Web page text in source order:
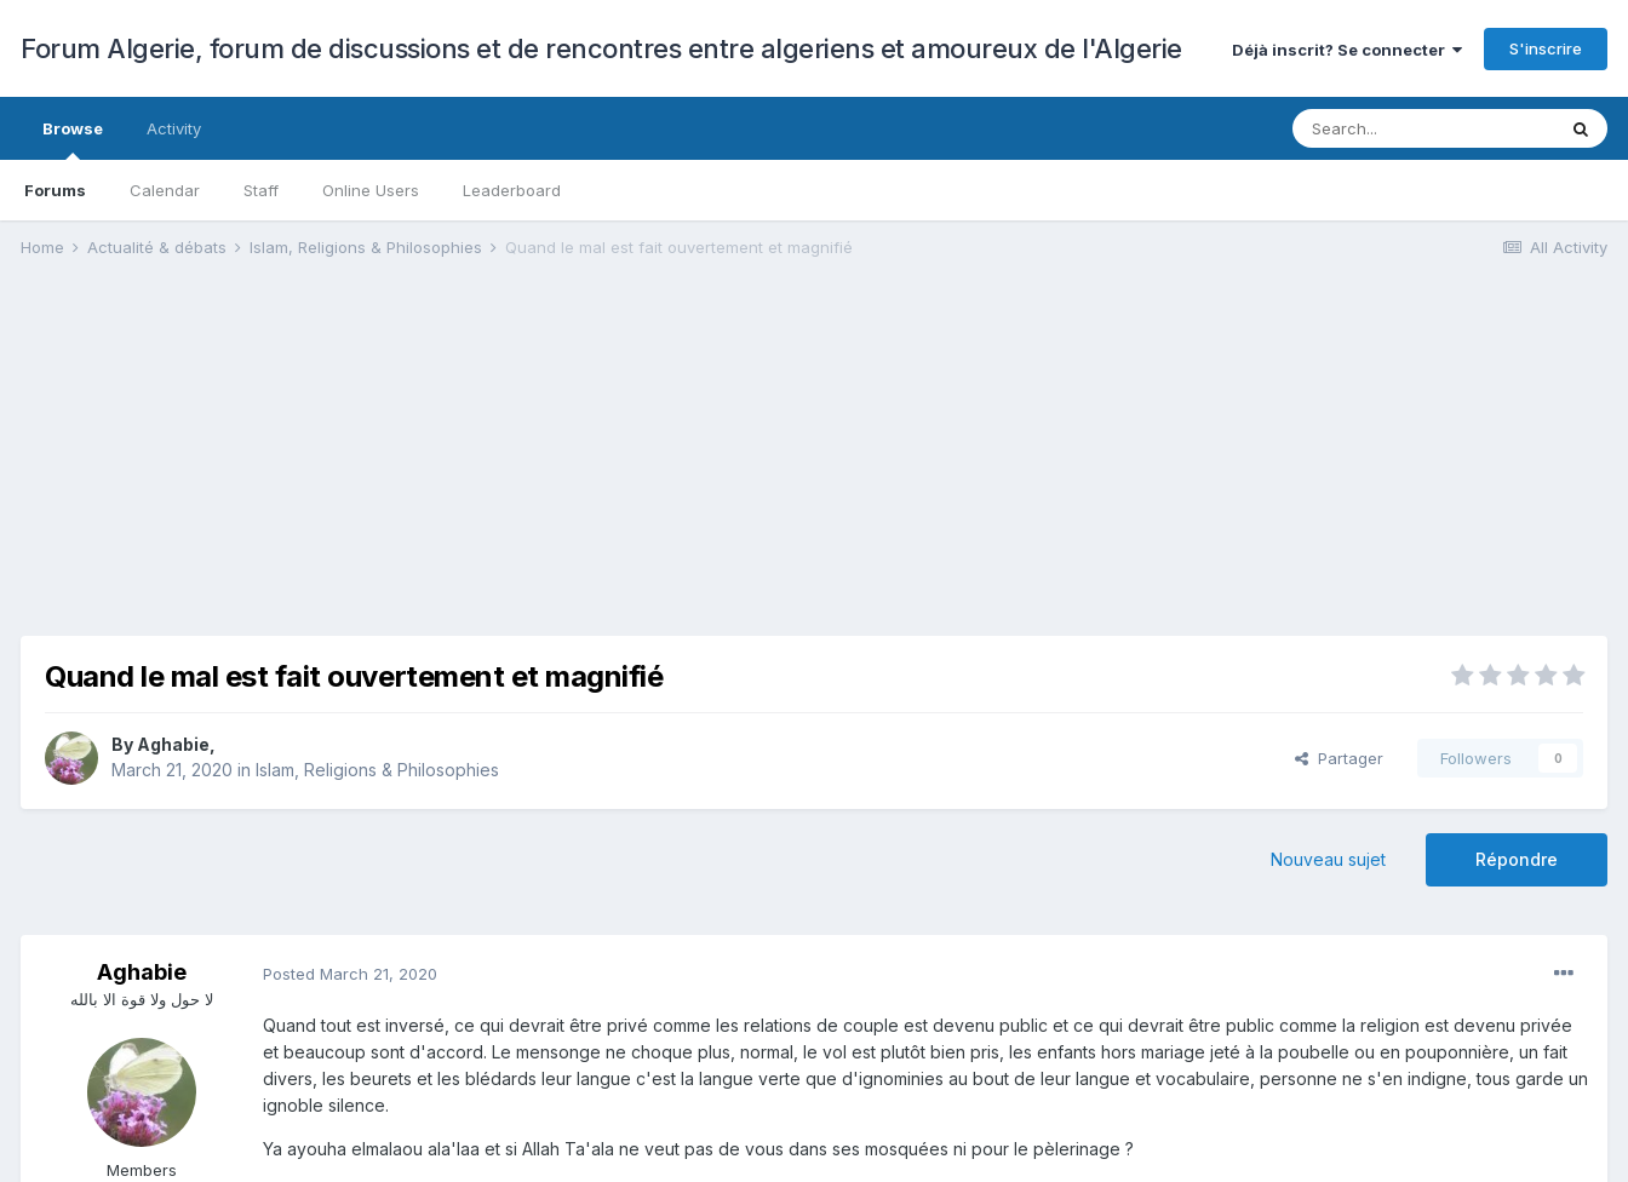
Forum Algerie, forum de discussions et de rencontres entre algeriens et amoureux de l'Algerie Déjà inscrit? Se connecter S'inscrire
Browse
Forums Calendar Staff Online Users Leaderboard
Activity
All Activity
Home Actualité & débats Islam, Religions & Philosophies Quand le mal est fait ouvertement et magnifié
Quand le mal est fait ouvertement et magnifié
By Aghabie
March 21, 2020 in Islam, Religions & Philosophies
Partager Followers 0
Répondre
Nouveau sujet
Aghabie
لا حول ولا قوة الا بالله
Members
Posted March 21, 2020
Quand tout est inversé, ce qui devrait être privé comme les relations de couple est devenu public et ce qui devrait être public comme la religion est devenu privée
et beaucoup sont d'accord. Le mensonge ne choque plus, normal, le vol est plutôt bien pris, les enfants hors mariage jeté à la poubelle ou en pouponnière, un fait
divers, les beurets et les blédards leur langue c'est la langue verte que d'ignominies au bout de leur langue et vocabulaire, personne ne s'en indigne, tous garde un
ignoble silence.
Ya ayouha elmalaou ala'laa et si Allah Ta'ala ne veut pas de vous dans ses mosquées ni pour le pèlerinage ?